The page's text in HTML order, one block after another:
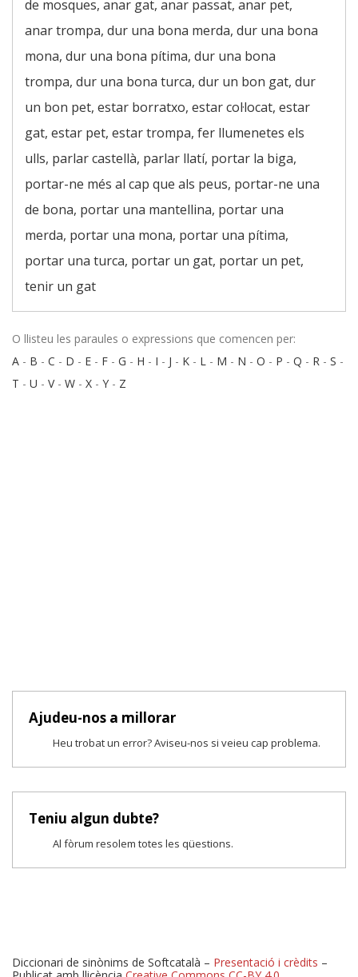
de mosques, anar gat, anar passat, anar pet,
anar trompa, dur una bona merda, dur una bona
mona, dur una bona pítima, dur una bona
trompa, dur una bona turca, dur un bon gat, dur
un bon pet, estar borratxo, estar col·locat, estar
gat, estar pet, estar trompa, fer llumenetes els
ulls, parlar castellà, parlar llatí, portar la biga,
portar-ne més al cap que als peus, portar-ne una
de bona, portar una mantellina, portar una
merda, portar una mona, portar una pítima,
portar una turca, portar un gat, portar un pet,
tenir un gat
O llisteu les paraules o expressions que comencen per:
A - B - C - D - E - F - G - H - I - J - K - L - M - N - O - P - Q - R - S -
T - U - V- W - X - Y - Z
Ajudeu-nos a millorar
Heu trobat un error? Aviseu-nos si veieu cap problema.
Teniu algun dubte?
Al fòrum resolem totes les qüestions.
Diccionari de sinònims de Softcatalà – Presentació i crèdits –